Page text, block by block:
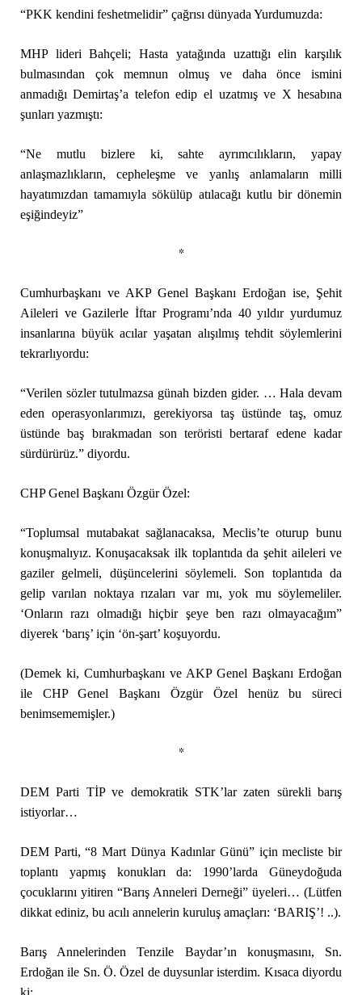
“PKK kendini feshetmelidir” çağrısı dünyada Yurdumuzda:
MHP lideri Bahçeli; Hasta yatağında uzattığı elin karşılık
bulmasından çok memnun olmuş ve daha önce ismini
anmadığı Demirtaş’a telefon edip el uzatmış ve X hesabına
şunları yazmıştı:
“Ne mutlu bizlere ki, sahte ayrımcılıkların, yapay
anlaşmazlıkların, cepheleşme ve yanlış anlamaların milli
hayatımızdan tamamıyla sökülüp atılacağı kutlu bir dönemin
eşiğindeyiz”
*
Cumhurbaşkanı ve AKP Genel Başkanı Erdoğan ise, Şehit
Aileleri ve Gazilerle İftar Programı’nda 40 yıldır yurdumuz
insanlarına büyük acılar yaşatan alışılmış tehdit söylemlerini
tekrarlıyordu:
“Verilen sözler tutulmazsa günah bizden gider. … Hala devam
eden operasyonlarımızı, gerekiyorsa taş üstünde taş, omuz
üstünde baş bırakmadan son teröristi bertaraf edene kadar
sürdürürüz.” diyordu.
CHP Genel Başkanı Özgür Özel:
“Toplumsal mutabakat sağlanacaksa, Meclis’te oturup bunu
konuşmalıyız. Konuşacaksak ilk toplantıda da şehit aileleri ve
gaziler gelmeli, düşüncelerini söylemeli. Son toplantıda da
gelip varılan noktaya rızaları var mı, yok mu söylemeliler.
‘Onların razı olmadığı hiçbir şeye ben razı olmayacağım”
diyerek ‘barış’ için ‘ön-şart’ koşuyordu.
(Demek ki, Cumhurbaşkanı ve AKP Genel Başkanı Erdoğan
ile CHP Genel Başkanı Özgür Özel henüz bu süreci
benimsememişler.)
*
DEM Parti TİP ve demokratik STK’lar zaten sürekli barış
istiyorlar…
DEM Parti, “8 Mart Dünya Kadınlar Günü” için mecliste bir
toplantı yapmış konukları da: 1990’larda Güneydoğuda
çocuklarını yitiren “Barış Anneleri Derneği” üyeleri… (Lütfen
dikkat ediniz, bu acılı annelerin kuruluş amaçları: ‘BARIŞ’! ..).
Barış Annelerinden Tenzile Baydar’ın konuşmasını, Sn.
Erdoğan ile Sn. Ö. Özel de duysunlar isterdim. Kısaca diyordu
ki: